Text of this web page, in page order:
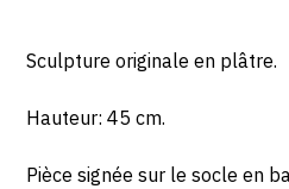
Sculpture originale en plâtre.
Hauteur: 45 cm.
Pièce signée sur le socle en